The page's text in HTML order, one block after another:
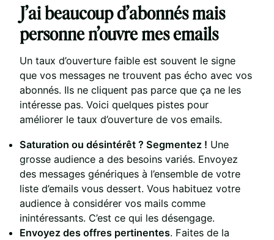
J’ai beaucoup d’abonnés mais
personne n’ouvre mes emails
Un taux d’ouverture faible est souvent le signe
que vos messages ne trouvent pas écho avec vos
abonnés. Ils ne cliquent pas parce que ça ne les
intéresse pas. Voici quelques pistes pour
améliorer le taux d’ouverture de vos emails.
Saturation ou désintérêt ? Segmentez ! Une
grosse audience a des besoins variés. Envoyez
des messages génériques à l’ensemble de votre
liste d’emails vous dessert. Vous habituez votre
audience à considérer vos mails comme
inintéressants. C’est ce qui les désengage.
Envoyez des offres pertinentes. Faites de la